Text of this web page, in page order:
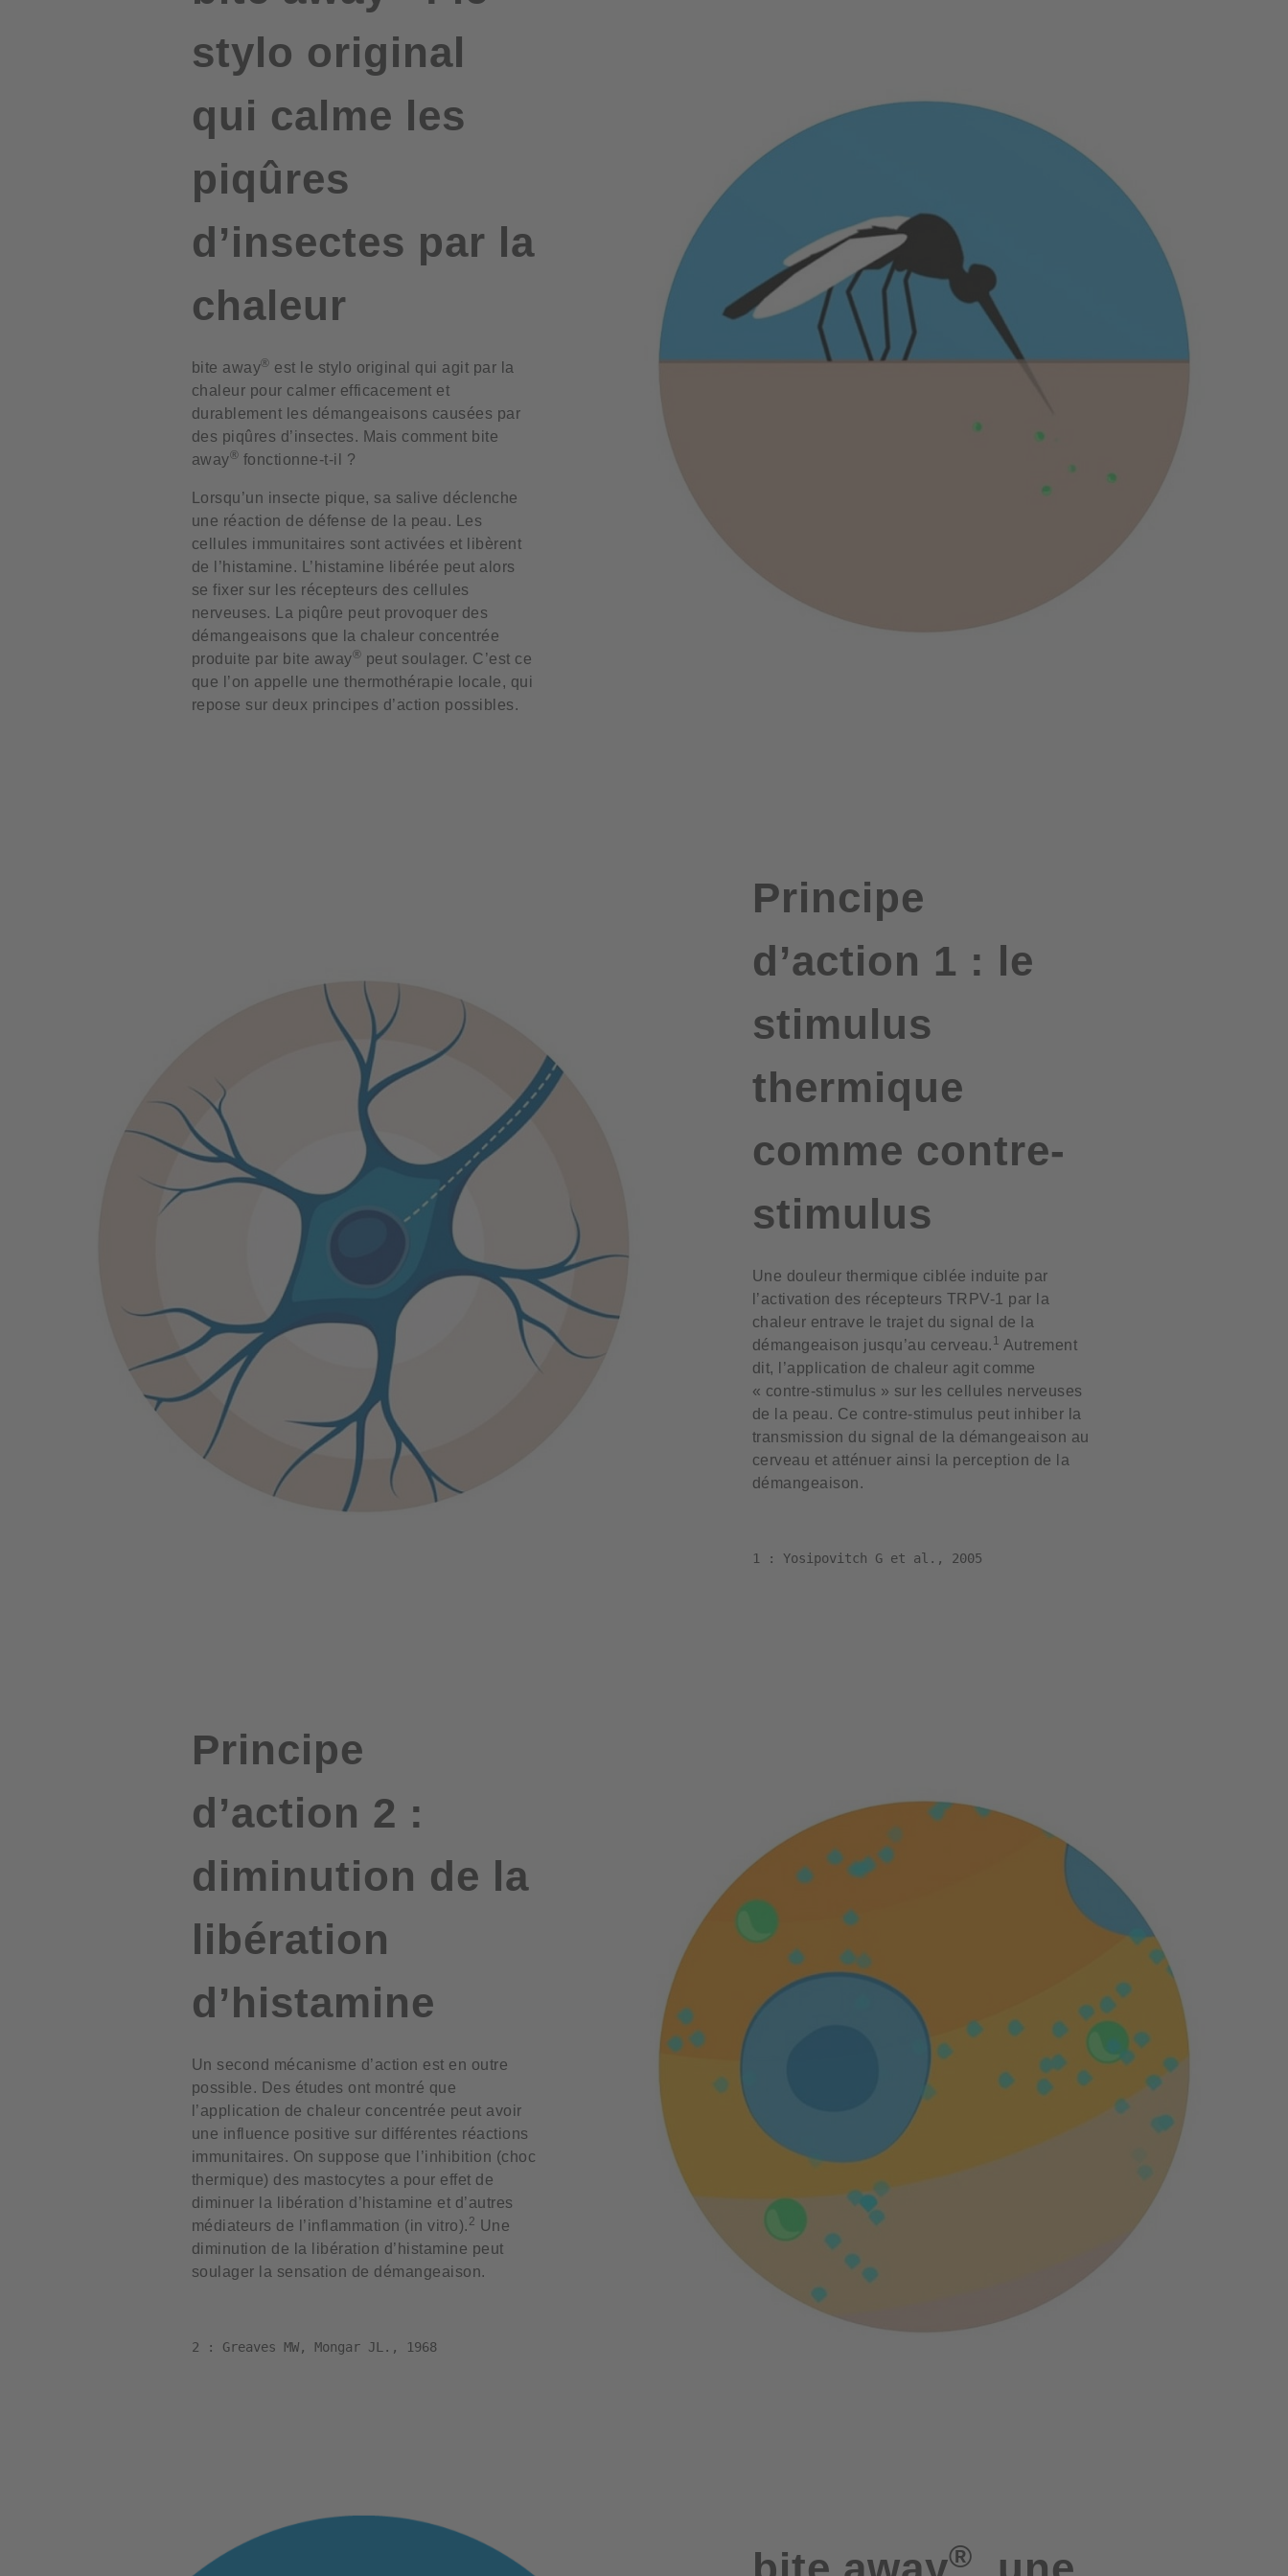
stylo original
qui calme les
piqûres
d’insectes par la
chaleur
bite away® est le stylo original qui agit par la
chaleur pour calmer efficacement et
durablement les démangeaisons causées par
des piqûres d’insectes. Mais comment bite
away® fonctionne-t-il ?
Lorsqu’un insecte pique, sa salive déclenche
une réaction de défense de la peau. Les
cellules immunitaires sont activées et libèrent
de l’histamine. L’histamine libérée peut alors
se fixer sur les récepteurs des cellules
nerveuses. La piqûre peut provoquer des
démangeaisons que la chaleur concentrée
produite par bite away® peut soulager. C’est ce
que l’on appelle une thermothérapie locale, qui
repose sur deux principes d’action possibles.
Principe
d’action 1 : le
stimulus
thermique
comme contre-
stimulus
Une douleur thermique ciblée induite par
l’activation des récepteurs TRPV-1 par la
chaleur entrave le trajet du signal de la
démangeaison jusqu’au cerveau. 1 Autrement
dit, l’application de chaleur agit comme
« contre-stimulus » sur les cellules nerveuses
de la peau. Ce contre-stimulus peut inhiber la
transmission du signal de la démangeaison au
cerveau et atténuer ainsi la perception de la
démangeaison.
1 : Yosipovitch G et al., 2005
Principe
d’action 2 :
diminution de la
libération
d’histamine
Un second mécanisme d’action est en outre
possible. Des études ont montré que
l’application de chaleur concentrée peut avoir
une influence positive sur différentes réactions
immunitaires. On suppose que l’inhibition (choc
thermique) des mastocytes a pour effet de
diminuer la libération d’histamine et d’autres
médiateurs de l’inflammation (in vitro). 2 Une
diminution de la libération d’histamine peut
soulager la sensation de démangeaison.
2 : Greaves MW, Mongar JL., 1968
®